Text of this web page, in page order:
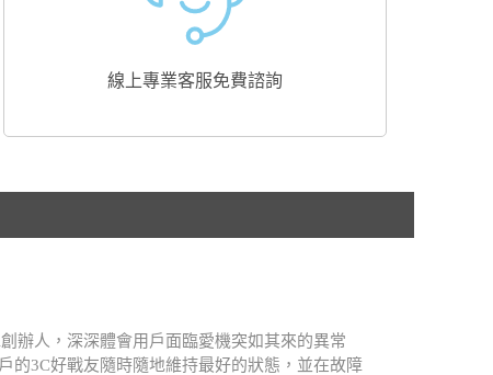
線上專業客服免費諮詢
辦人，深深體會用戶面臨愛機突如其來的異常
的3C好戰友隨時隨地維持最好的狀態，並在故障